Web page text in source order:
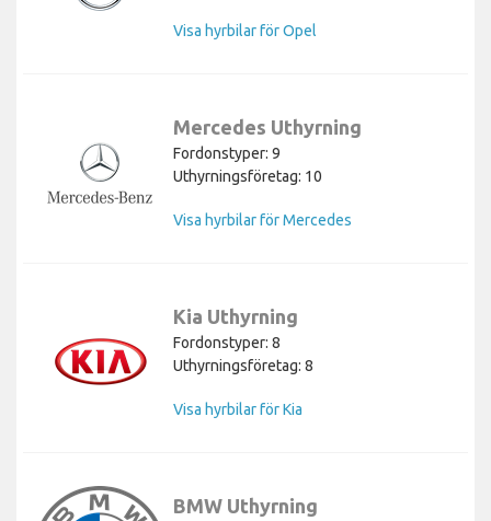
Visa hyrbilar för Opel
Mercedes Uthyrning
Fordonstyper: 9
Uthyrningsföretag: 10
Visa hyrbilar för Mercedes
Kia Uthyrning
Fordonstyper: 8
Uthyrningsföretag: 8
Visa hyrbilar för Kia
BMW Uthyrning